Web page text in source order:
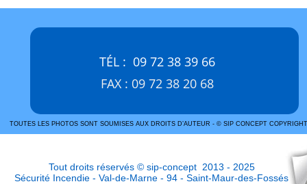
TÉL :  09 72 38 39 66
FAX : 09 72 38 20 68
Tout droits réservés © sip-concept  2013 - 2025
Sécurité Incendie - Val-de-Marne - 94 - Saint-Maur-des-Fossés
TOUTES LES PHOTOS SONT SOUMISES AUX DROITS D’AUTEUR - © SIP CONCEPT